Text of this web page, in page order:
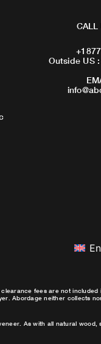
CALL
Outside US
fees are not
Abordage neither collects
As with all natural